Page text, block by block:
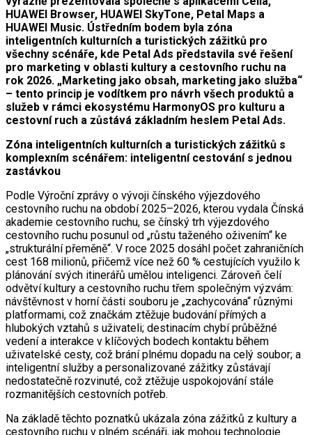
HUAWEI Browser, HUAWEI SkyTone, Petal Maps a
HUAWEI Music. Ústředním bodem byla zóna
inteligentních kulturních a turistických zážitků pro
všechny scénáře, kde Petal Ads představila své řešení
pro marketing v oblasti kultury a cestovního ruchu na
rok 2026. „Marketing jako obsah, marketing jako služba“
– tento princip je vodítkem pro návrh všech produktů a
služeb v rámci ekosystému HarmonyOS pro kulturu a
cestovní ruch a zůstává základním heslem Petal Ads.
Zóna inteligentních kulturních a turistických zážitků s
komplexním scénářem: inteligentní cestování s jednou
zastávkou
Podle Výroční zprávy o vývoji čínského výjezdového
cestovního ruchu na období 2025–2026, kterou vydala Čínská
akademie cestovního ruchu, se čínský trh výjezdového
cestovního ruchu posunul od „růstu taženého oživením“ ke
„strukturální přeměně“. V roce 2025 dosáhl počet zahraničních
cest 168 milionů, přičemž více než 60 % cestujících využilo k
plánování svých itinerářů umělou inteligenci. Zároveň čelí
odvětví kultury a cestovního ruchu třem společným výzvám:
návštěvnost v horní části souboru je „zachycována“ různými
platformami, což značkám ztěžuje budování přímých a
hlubokých vztahů s uživateli; destinacím chybí průběžné
vedení a interakce v klíčových bodech kontaktu během
uživatelské cesty, což brání plnému dopadu na celý soubor; a
inteligentní služby a personalizované zážitky zůstávají
nedostatečně rozvinuté, což ztěžuje uspokojování stále
rozmanitějších cestovních potřeb.
Na základě těchto poznatků ukázala zóna zážitků z kultury a
cestovního ruchu v plném scénáři, jak mohou technologie